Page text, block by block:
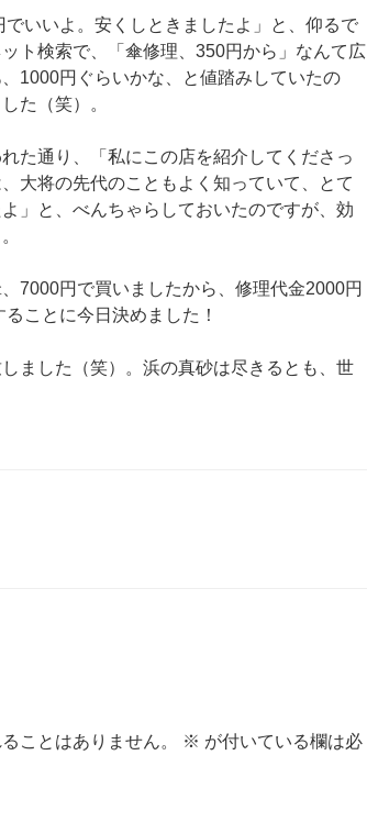
いいよ。安くしときましたよ」と、仰るで
ト検索で、「傘修理、350円から」なんて広
1000円ぐらいかな、と値踏みしていたの
た（笑）。
た通り、「私にこの店を紹介してくださっ
大将の先代のこともよく知っていて、とて
」と、べんちゃらしておいたのですが、効
7000円で買いましたから、修理代金2000円
ことに今日決めました！
ました（笑）。浜の真砂は尽きるとも、世
ことはありません。 ※ が付いている欄は必